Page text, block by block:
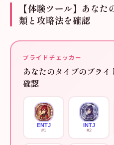
【体験ツール】あな
類と攻略法を確認
プライドチェッカー
あなたのタイプのプラ
確認
ENTJ
#1
INTJ
#2